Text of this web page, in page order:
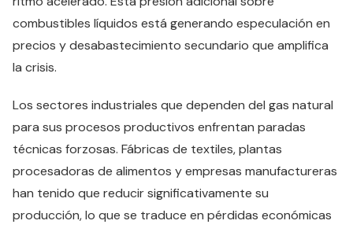
combustibles líquidos está generando especulación en
precios y desabastecimiento secundario que amplifica
la crisis.
Los sectores industriales que dependen del gas natural
para sus procesos productivos enfrentan paradas
técnicas forzosas. Fábricas de textiles, plantas
procesadoras de alimentos y empresas manufactureras
han tenido que reducir significativamente su
producción, lo que se traduce en pérdidas económicas